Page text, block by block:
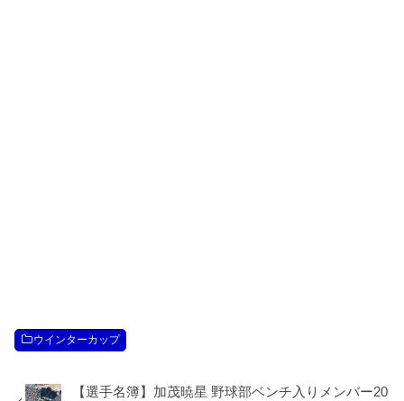
ウインターカップ
【選手名簿】加茂暁星 野球部ベンチ入りメンバー20